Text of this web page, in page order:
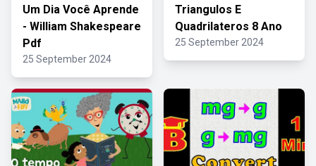
Um Dia Você Aprende
- William Shakespeare
Pdf
25 September 2024
Triangulos E
Quadrilateros 8 Ano
25 September 2024